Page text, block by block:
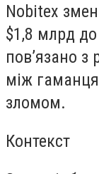
Nobitex
$1,8 млрд
пов’язано з
між
зломом.
Контекст